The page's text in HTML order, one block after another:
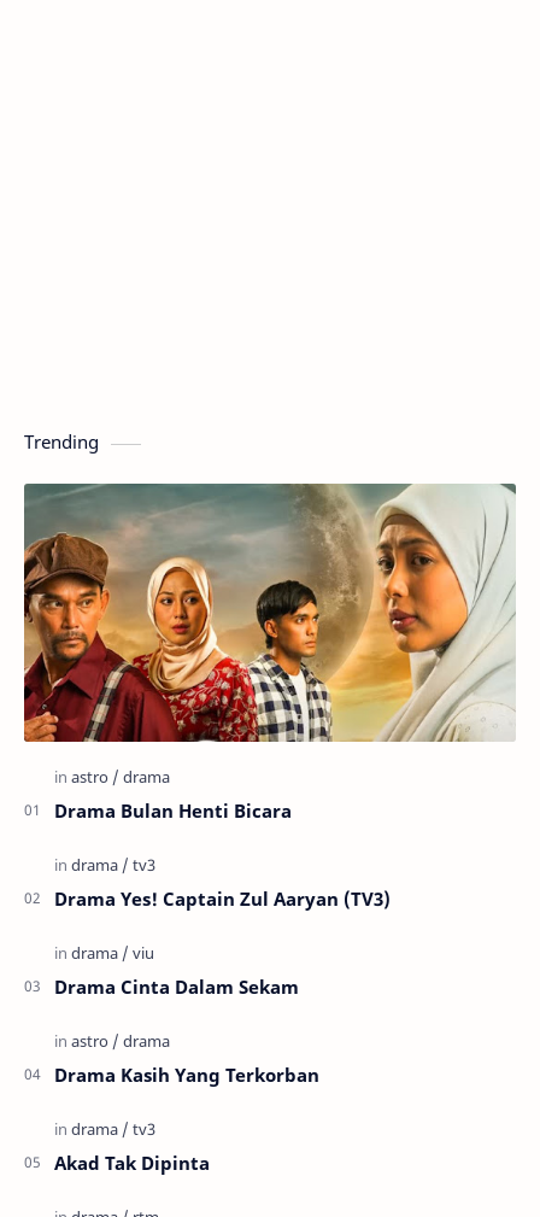
Trending
Drama Bulan Henti Bicara
Drama Yes! Captain Zul Aaryan (TV3)
Drama Cinta Dalam Sekam
Drama Kasih Yang Terkorban
Akad Tak Dipinta